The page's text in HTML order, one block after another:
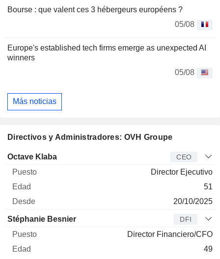
Bourse : que valent ces 3 hébergeurs européens ?
05/08
Europe's established tech firms emerge as unexpected AI
winners
05/08
Más noticias
Directivos y Administradores: OVH Groupe
Director Puesto
Octave Klaba CEO
Director Ejecutivo
51
20/10/2025
Stéphanie Besnier DFI
Director Financiero/CFO
49